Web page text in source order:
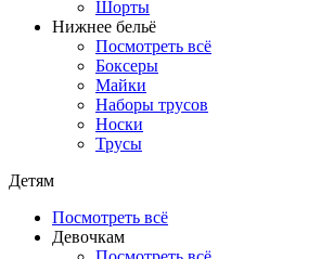
Шорты
Нижнее бельё
Посмотреть всё
Боксеры
Майки
Наборы трусов
Носки
Трусы
Детям
Посмотреть всё
Девочкам